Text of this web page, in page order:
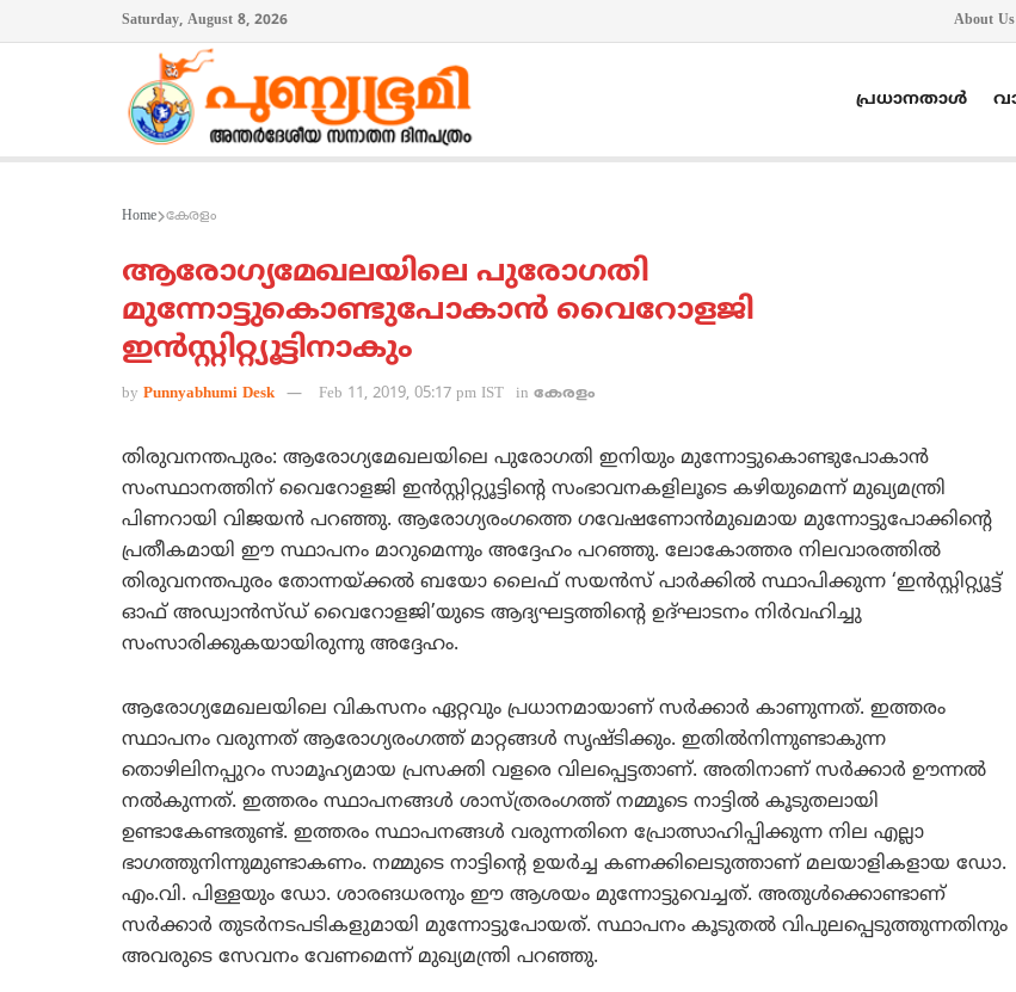
Saturday, August 8, 2026 About Us
പ്രധാനതാൾ
Home കേരളം
ആരോഗ്യമേഖലയിലെ പുരോഗതി
മുന്നോട്ടുകൊണ്ടുപോകാന്‍ വൈറോളജി
ഇന്‍സ്റ്റിറ്റ്യൂട്ടിനാകും
by Punnyabhumi Desk Feb 11, 2019, 05:17 pm IST in കേരളം
തിരുവനന്തപുരം: ആരോഗ്യമേഖലയിലെ പുരോഗതി ഇനിയും മുന്നോട്ടുകൊണ്ടുപോകാന്‍
സംസ്ഥാനത്തിന് വൈറോളജി ഇന്‍സ്റ്റിറ്റ്യൂട്ടിന്റെ സംഭാവനകളിലൂടെ കഴിയുമെന്ന് മുഖ്യമന്ത്രി
പിണറായി വിജയന്‍ പറഞ്ഞു. ആരോഗ്യരംഗത്തെ ഗവേഷണോന്‍മുഖമായ മുന്നോട്ടുപോക്കിന്റെ
പ്രതീകമായി ഈ സ്ഥാപനം മാറുമെന്നും അദ്ദേഹം പറഞ്ഞു. ലോകോത്തര നിലവാരത്തില്‍
തിരുവനന്തപുരം തോന്നയ്ക്കല്‍ ബയോ ലൈഫ് സയന്‍സ് പാര്‍ക്കില്‍ സ്ഥാപിക്കുന്ന ‘ഇന്‍സ്റ്റിറ്റ്യൂട്ട്
ഓഫ് അഡ്വാന്‍സ്ഡ് വൈറോളജി’യുടെ ആദ്യഘട്ടത്തിന്റെ ഉദ്ഘാടനം നിര്‍വഹിച്ചു
സംസാരിക്കുകയായിരുന്നു അദ്ദേഹം.
ആരോഗ്യമേഖലയിലെ വികസനം ഏറ്റവും പ്രധാനമായാണ് സര്‍ക്കാര്‍ കാണുന്നത്. ഇത്തരം
സ്ഥാപനം വരുന്നത് ആരോഗ്യരംഗത്ത് മാറ്റങ്ങള്‍ സൃഷ്ടിക്കും. ഇതില്‍നിന്നുണ്ടാകുന്ന
തൊഴിലിനപ്പുറം സാമൂഹ്യമായ പ്രസക്തി വളരെ വിലപ്പെട്ടതാണ്. അതിനാണ് സര്‍ക്കാര്‍ ഊന്നല്‍
നല്‍കുന്നത്. ഇത്തരം സ്ഥാപനങ്ങള്‍ ശാസ്ത്രരംഗത്ത് നമ്മൂടെ നാട്ടില്‍ കൂടുതലായി
ഉണ്ടാകേണ്ടതുണ്ട്. ഇത്തരം സ്ഥാപനങ്ങള്‍ വരുന്നതിനെ പ്രോത്സാഹിപ്പിക്കുന്ന നില എല്ലാ
ഭാഗത്തുനിന്നുമുണ്ടാകണം. നമ്മുടെ നാട്ടിന്റെ ഉയര്‍ച്ച കണക്കിലെടുത്താണ് മലയാളികളായ ഡോ.
എം.വി. പിള്ളയും ഡോ. ശാരങധരനും ഈ ആശയം മുന്നോട്ടുവെച്ചത്. അതുള്‍ക്കൊണ്ടാണ്
സര്‍ക്കാര്‍ തുടര്‍നടപടികളുമായി മുന്നോട്ടുപോയത്. സ്ഥാപനം കൂടുതല്‍ വിപുലപ്പെടുത്തുന്നതിനും
അവരുടെ സേവനം വേണമെന്ന് മുഖ്യമന്ത്രി പറഞ്ഞു.